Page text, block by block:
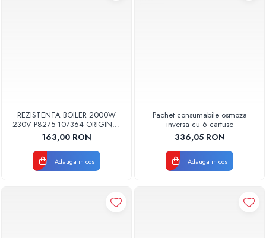
REZISTENTA BOILER 2000W
230V P8275 107364 ORIGINAL
TESY
163,00 RON
Adauga in cos
Pachet consumabile osmoza
inversa cu 6 cartuse
336,05 RON
Adauga in cos